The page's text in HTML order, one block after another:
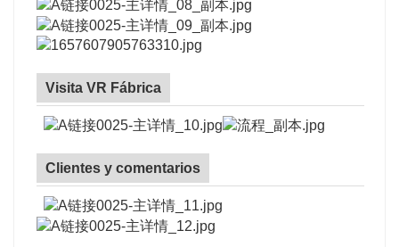
Visita VR Fábrica
Clientes y comentarios